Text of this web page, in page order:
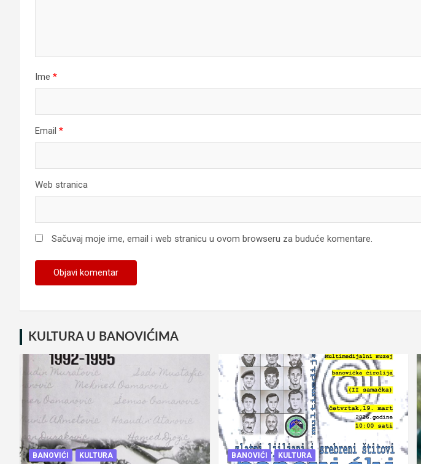
Ime *
Email *
Web stranica
Sačuvaj moje ime, email i web stranicu u ovom browseru za buduće komentare.
KULTURA U BANOVIĆIMA
BANOVIĆI KULTURA BANOVIĆI KULTURA